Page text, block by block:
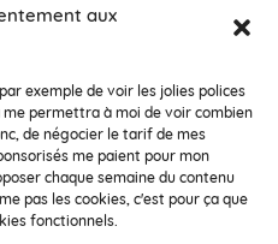
aux
exemple de voir les jolies polices
permettra à moi de voir combien
de négocier le tarif de mes
me paient pour mon
chaque semaine du contenu
pas les cookies, c'est pour ça que
fonctionnels.
à 09:54
idée ☺
22:20
j’ai utilisé du coton